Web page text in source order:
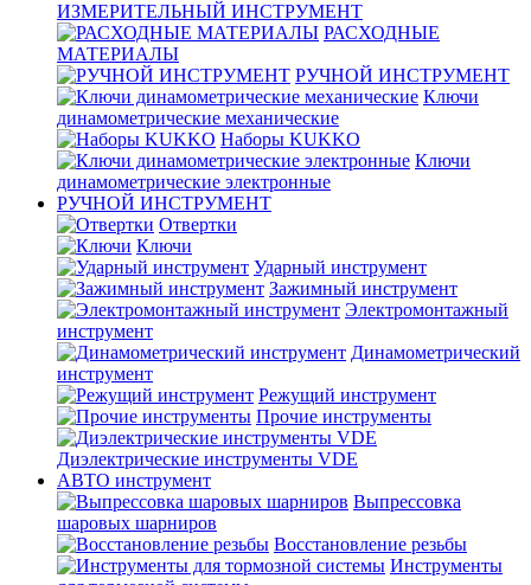
ИЗМЕРИТЕЛЬНЫЙ ИНСТРУМЕНТ
РАСХОДНЫЕ
МАТЕРИАЛЫ
РУЧНОЙ ИНСТРУМЕНТ
Ключи
динамометрические механические
Наборы KUKKO
Ключи
динамометрические электронные
РУЧНОЙ ИНСТРУМЕНТ
Отвертки
Ключи
Ударный инструмент
Зажимный инструмент
Электромонтажный
инструмент
Динамометрический
инструмент
Режущий инструмент
Прочие инструменты
Диэлектрические инструменты VDE
АВТО инструмент
Выпрессовка
шаровых шарниров
Восстановление резьбы
Инструменты